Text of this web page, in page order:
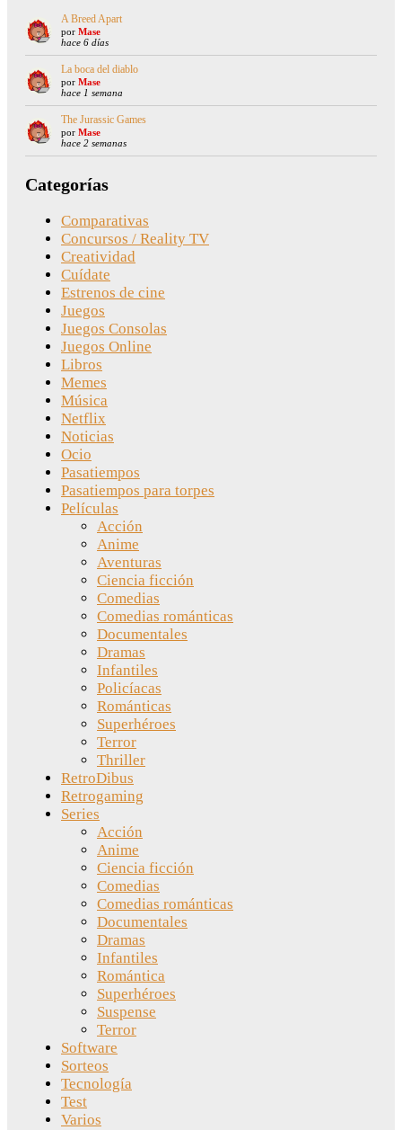
A Breed Apart
por Mase
hace 6 días
La boca del diablo
por Mase
hace 1 semana
The Jurassic Games
por Mase
hace 2 semanas
Categorías
Comparativas
Concursos / Reality TV
Creatividad
Cuídate
Estrenos de cine
Juegos
Juegos Consolas
Juegos Online
Libros
Memes
Música
Netflix
Noticias
Ocio
Pasatiempos
Pasatiempos para torpes
Películas
Acción
Anime
Aventuras
Ciencia ficción
Comedias
Comedias románticas
Documentales
Dramas
Infantiles
Policíacas
Románticas
Superhéroes
Terror
Thriller
RetroDibus
Retrogaming
Series
Acción
Anime
Ciencia ficción
Comedias
Comedias románticas
Documentales
Dramas
Infantiles
Romántica
Superhéroes
Suspense
Terror
Software
Sorteos
Tecnología
Test
Varios